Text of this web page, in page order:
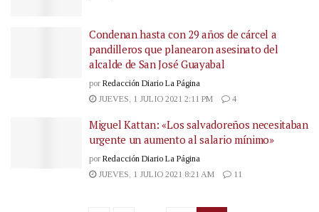
Condenan hasta con 29 años de cárcel a
pandilleros que planearon asesinato del
alcalde de San José Guayabal
por Redacción Diario La Página
JUEVES, 1 JULIO 2021 2:11 PM
4
Miguel Kattan: «Los salvadoreños necesitaban
urgente un aumento al salario mínimo»
por Redacción Diario La Página
JUEVES, 1 JULIO 2021 8:21 AM
11